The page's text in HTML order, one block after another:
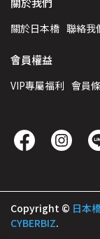
關於日本橋 聯絡我
會員權益
VIP專屬福利 會員
Copyright © 日本
CYBERBIZ.